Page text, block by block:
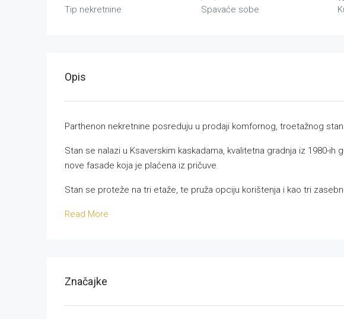
Tip nekretnine
Spavaće sobe
Opis
Parthenon nekretnine posreduju u prodaji komfornog, troetažnog
Stan se nalazi u Ksaverskim kaskadama, kvalitetna gradnja iz 1980-
nove fasade koja je plaćena iz pričuve.
Stan se proteže na tri etaže, te pruža opciju korištenja i kao tri
Read More
Značajke